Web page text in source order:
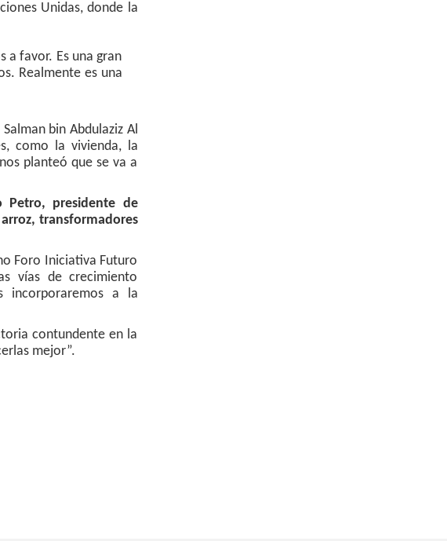
Unidas, donde la
a favor. Es una gran
Realmente es una
bin Abdulaziz Al
como la vivienda, la
planteó que se va a
Petro, presidente de
transformadores
Foro Iniciativa Futuro
vías de crecimiento
incorporaremos a la
contundente en la
mejor”.